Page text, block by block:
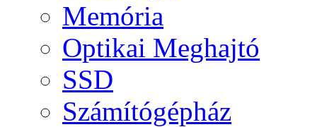
Memória
Optikai Meghajtó
SSD
Számítógépház